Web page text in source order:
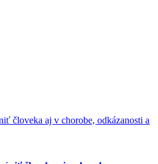
človeka aj v chorobe, odkázanosti a